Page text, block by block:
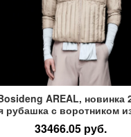
AREAL, новинка
рубашка с воротником
пуха на 90%, легкий
33466.05 руб.